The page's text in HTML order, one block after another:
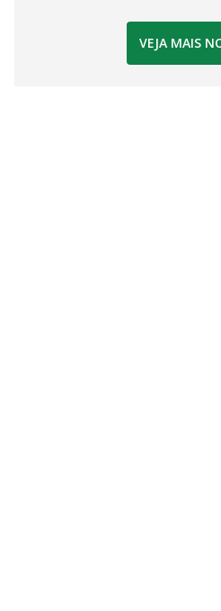
VEJA MAIS